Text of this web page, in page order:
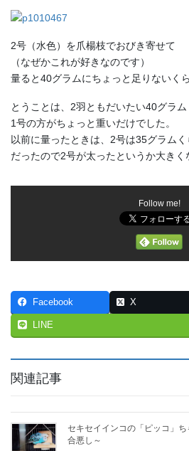
2号（水色）を爪楊枝でおびき寄せて
（なぜかこれが好きなのです）
量ると40グラムにちょっと足りないくら
とうことは、2羽ともだいたい40グラ
1号の方がちょっと重いだけでした。
以前に量ったときは、2号は35グラム
だったので2号が太ったというか大き
Follow me!
Facebook X
LINE
関連記事
セキセイインコの「ピッコ」
合悪し～